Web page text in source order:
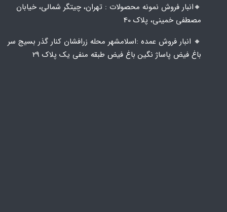
🔸️​​انبار فروش نمونه محصولات : تهران، چیتگر شمالی، خیابان
مصطفی خمینی، پلاک 40
🔸️ انبار فروش عمده :اسلامشهر محله زرافشان کنار گذر بسیج سر
باغ فیض پاساژ نگین باغ فیض طبقه منفی یک پلاک ۲۹